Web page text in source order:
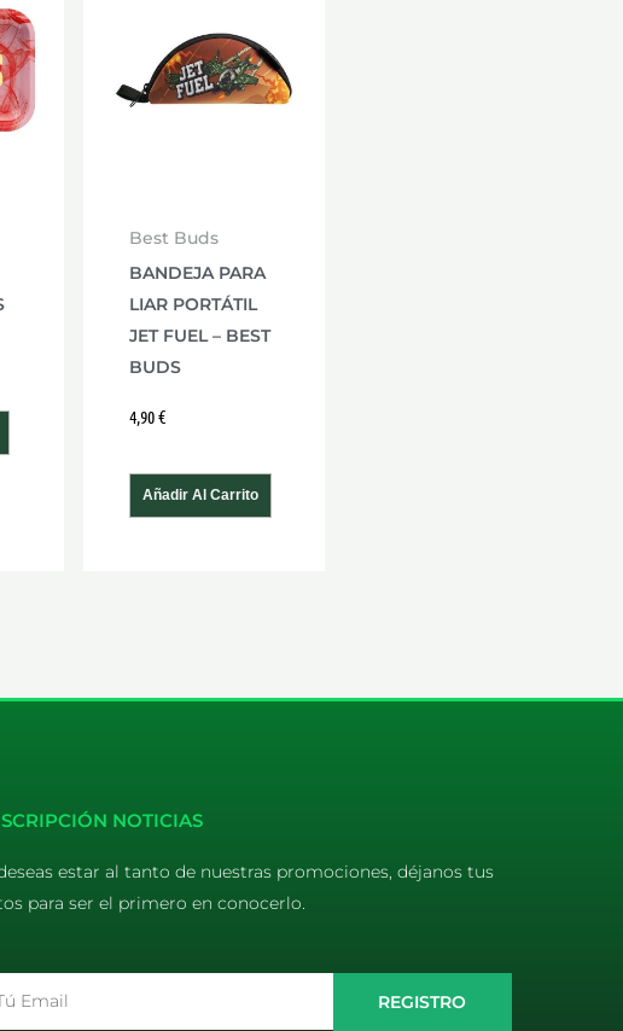
Best Buds
BANDEJA PARA
LIAR PORTÁTIL
JET FUEL – BEST
BUDS
4,90€
Añadir Al Carrito
NOTICIAS
estar al tanto de nuestras promociones, déjanos tus
para ser el primero en conocerlo.
REGISTRO